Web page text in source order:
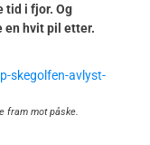
tid i fjor. Og
en hvit pil etter.
fram mot påske.